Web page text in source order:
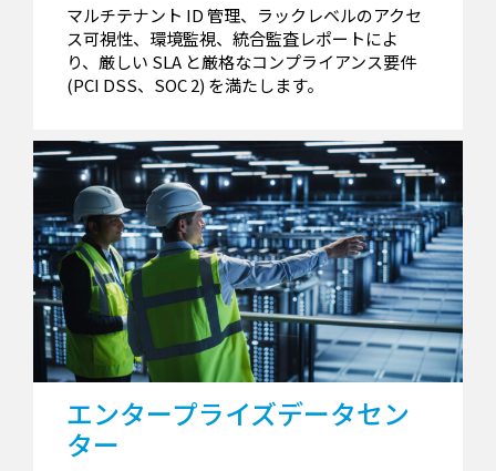
マルチテナント ID 管理、ラックレベルのアクセ
ス可視性、環境監視、統合監査レポートによ
り、厳しい SLA と厳格なコンプライアンス要件
(PCI DSS、SOC 2) を満たします。
エンタープライズデータセン
ター